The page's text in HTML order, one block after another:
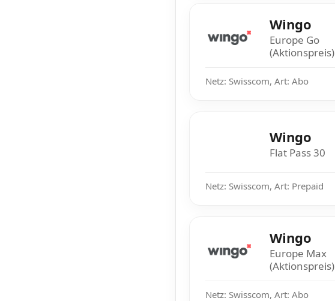
Wingo
Europe Go
(Aktionspreis)
Netz: Swisscom, Art: Abo
Wingo
Flat Pass 30
Netz: Swisscom, Art: Prepaid
Wingo
Europe Max
(Aktionspreis)
Netz: Swisscom, Art: Abo